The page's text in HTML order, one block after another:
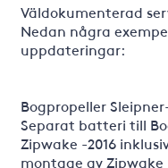
Väldokumenterad
Nedan några
uppdateringar:
Bogpropeller
Separat batteri till
Zipwake -2016
montage av Zipwake